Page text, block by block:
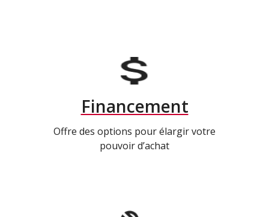
Financement
Offre des options pour élargir votre
pouvoir d’achat